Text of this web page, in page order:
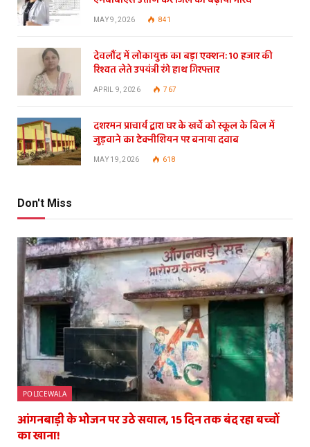
MAY 9, 2026 841
देवलौंद में लोकायुक्त का बड़ा एक्शन: 10 हजार की
रिश्वत लेते उपयंत्री रंगे हाथ गिरफ्तार
APRIL 9, 2026 767
दशरमन प्राचार्य द्वारा घर के खर्चे को स्कूल के बिल में
जुड़वाने का टेक्नीशियन पर बनाया दवाब
MAY 19, 2026 618
Don't Miss
POLICEWALA
आंगनबाड़ी के भोजन पर उठे सवाल, 15 दिन तक बंद रहा बच्चों
का खाना!